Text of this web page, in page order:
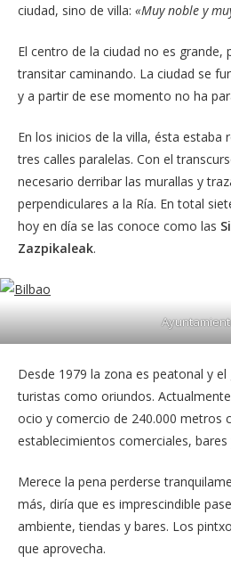
ciudad, sino de villa: «Muy noble y
El centro de la ciudad no es grande,
transitar caminando. La ciudad se
y a partir de ese momento no ha
En los inicios de la villa, ésta estaba
tres calles paralelas. Con el
necesario derribar las murallas y
perpendiculares a la Ría. En total
hoy en día se las conoce como las
Zazpikaleak.
Desde 1979 la zona es peatonal y
turistas como oriundos.
ocio y comercio de 240.000 metros
establecimientos comerciales, bares
Merece la pena perderse
más, diría que es imprescindible
ambiente, tiendas y bares. Los
que aprovecha.